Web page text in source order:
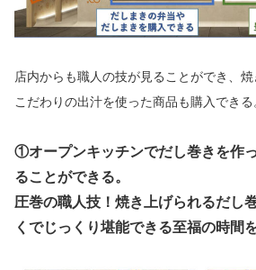
店内からも職人の技が見ることができ、焼
こだわりの出汁を使った商品も購入できる
①オープンキッチンでだし巻きを作
ることができる。
圧巻の職人技！焼き上げられるだし
くでじっくり堪能できる至福の時間